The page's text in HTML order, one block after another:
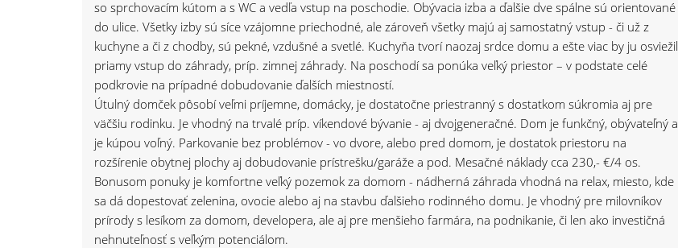
so sprchovacím kútom a s WC a vedľa vstup na poschodie. Obývacia izba a ďalšie dve spálne sú orientované
do ulice. Všetky izby sú síce vzájomne priechodné, ale zároveň všetky majú aj samostatný vstup - či už z
kuchyne a či z chodby, sú pekné, vzdušné a svetlé. Kuchyňa tvorí naozaj srdce domu a ešte viac by ju osviežil
priamy vstup do záhrady, príp. zimnej záhrady. Na poschodí sa ponúka veľký priestor – v podstate celé
podkrovie na prípadné dobudovanie ďalších miestností.
Útulný domček pôsobí veľmi príjemne, domácky, je dostatočne priestranný s dostatkom súkromia aj pre
väčšiu rodinku. Je vhodný na trvalé príp. víkendové bývanie - aj dvojgeneračné. Dom je funkčný, obývateľný a
je kúpou voľný. Parkovanie bez problémov - vo dvore, alebo pred domom, je dostatok priestoru na
rozšírenie obytnej plochy aj dobudovanie prístrešku/garáže a pod. Mesačné náklady cca 230,- €/4 os.
Bonusom ponuky je komfortne veľký pozemok za domom - nádherná záhrada vhodná na relax, miesto, kde
sa dá dopestovať zelenina, ovocie alebo aj na stavbu ďalšieho rodinného domu. Je vhodný pre milovníkov
prírody s lesíkom za domom, developera, ale aj pre menšieho farmára, na podnikanie, či len ako investičná
nehnuteľnosť s veľkým potenciálom.